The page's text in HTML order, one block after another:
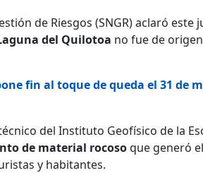
de Riesgos (SNGR) aclaró este
del Quilotoa no fue de
fin al toque de queda el 31 de
del Instituto Geofísico de la
de material rocosoque generó
y habitantes.